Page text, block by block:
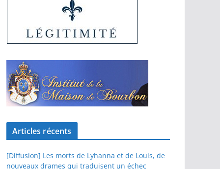
Articles récents
[Diffusion] Les morts de Lyhanna et de Louis, de
nouveaux drames qui traduisent un échec